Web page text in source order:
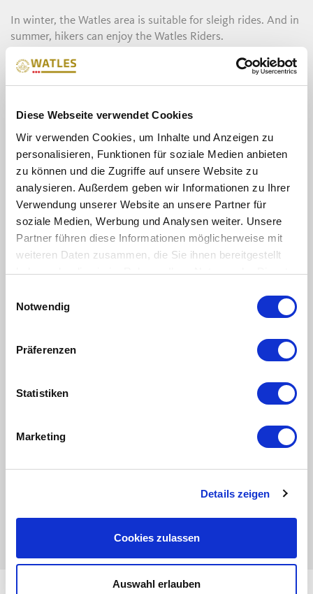
Diese Webseite verwendet Cookies
Wir verwenden Cookies, um Inhalte und Anzeigen zu
personalisieren, Funktionen für soziale Medien anbieten
zu können und die Zugriffe auf unsere Website zu
analysieren. Außerdem geben wir Informationen zu Ihrer
Verwendung unserer Website an unsere Partner für
soziale Medien, Werbung und Analysen weiter. Unsere
Partner führen diese Informationen möglicherweise mit
weiteren Daten zusammen, die Sie ihnen bereitgestellt
haben oder die sie im Rahmen Ihrer Nutzung der Dienste
Notwendig
Präferenzen
Statistiken
Marketing
Details zeigen
Cookies zulassen
Auswahl erlauben
In winter, the Watles area is suitable for sleigh rides. And in
summer, hikers can enjoy the Watles Riders.
option of the Watles Riders. At the chairlift mountain
station, it is possible to rent vehicles that run along a 4 km
valley station.
WILL BE CLOSED IN SUMMER 2026! See here for more
information:
Renovation work
Price list Watles Riders
Ticket for one ride(*Lift ticket not included) € 12.00
*from 2:00 pm return €3.00
Day Ticket Watles Rider
€ 75.00
Watles Rider Day Ticket: unlimited Rider runs, including return trips with the
Children under 10 years of age are not allowed to ride the
own, but only when they're accompanied by an adult
If possible, bring your own helmet and riding gloves.